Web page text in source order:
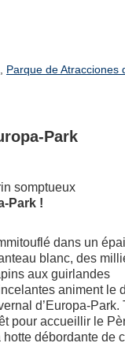
Parque de Atracciones
Park
somptueux
Park !
dans un
blanc, des
aux guirlandes
animent le
d’Europa-Park.
pour accueillir le
hotte débordante de